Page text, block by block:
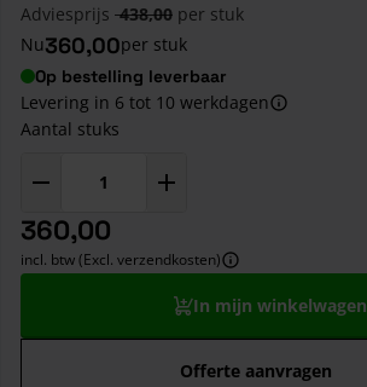
Adviesprijs 438,00 per stuk
Nu360,00per stuk
Op bestelling leverbaar
Levering in 6 tot 10 werkdagen
Aantal stuks
360,00
incl. btw (Excl. verzendkosten)
In mijn winkelwagen
Offerte aanvragen